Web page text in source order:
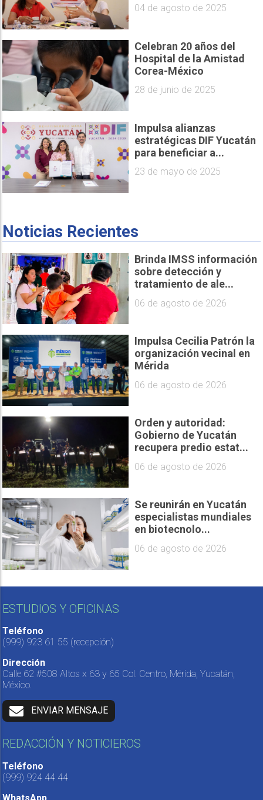
04 de agosto de 2025
Celebran 20 años del
Hospital de la Amistad
Corea-México
28 de junio de 2025
Impulsa alianzas
estratégicas DIF Yucatán
para beneficiar a...
23 de mayo de 2025
Noticias Recientes
Brinda IMSS información
sobre detección y
tratamiento de ale...
06 de agosto de 2026
Impulsa Cecilia Patrón la
organización vecinal en
Mérida
06 de agosto de 2026
Orden y autoridad:
Gobierno de Yucatán
recupera predio estat...
06 de agosto de 2026
Se reunirán en Yucatán
especialistas mundiales
en biotecnolo...
06 de agosto de 2026
ESTUDIOS Y OFICINAS
Teléfono
(999) 923 61 55 (recepción)
Dirección
Calle 62 #508 Altos x 63 y 65 Col. Centro, Mérida, Yucatán,
México.
ENVIAR MENSAJE
REDACCIÓN Y NOTICIEROS
Teléfono
(999) 924 44 44